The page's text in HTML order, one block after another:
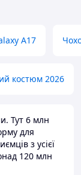
A17
костюм 2026
Тут 6 млн
для
з усієї
120 млн